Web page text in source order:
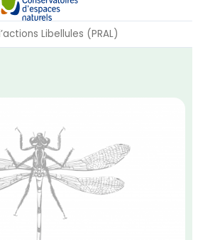
Libellules (PRAL)